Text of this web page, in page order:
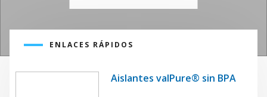
ENLACES RÁPIDOS
Aislantes valPure® sin BPA